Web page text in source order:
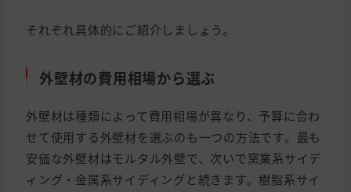
それぞれ具体的にご紹介しましょう。
外壁材の費用相場から選ぶ
外壁材は種類によって費用相場が異なり、予算に合わ
せて使用する外壁材を選ぶのも一つの方法です。最も
安価な外壁材はモルタル外壁で、次いで窯業系サイデ
ィング・金属系サイディングと続きます。樹脂系サイ